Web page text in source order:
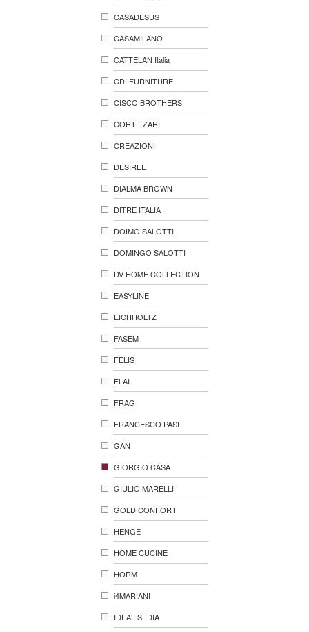
CASADESUS
CASAMILANO
CATTELAN Italia
CDI FURNITURE
CISCO BROTHERS
CORTE ZARI
CREAZIONI
DESIREE
DIALMA BROWN
DITRE ITALIA
DOIMO SALOTTI
DOMINGO SALOTTI
DV HOME COLLECTION
EASYLINE
EICHHOLTZ
FASEM
FELIS
FLAI
FRAG
FRANCESCO PASI
GAN
GIORGIO CASA
GIULIO MARELLI
GOLD CONFORT
HENGE
HOME CUCINE
HORM
i4MARIANI
IDEAL SEDIA